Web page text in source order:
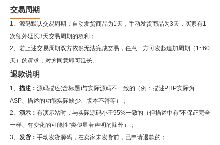
交易周期
1、源码默认交易周期：自动发货商品为1天，手动发货商品为3天，买家有1
次额外延长3天交易周期的权利；
2、若上述交易周期双方依然无法完成交易，任意一方可发起追加周期（1~60
天）的请求，对方同意即可延长。
退款说明
1、 描述： 源码描述(含标题)与实际源码不一致的（例：描述PHP实际为
ASP、描述的功能实际缺少、版本不符等）；
2、 演示： 有演示站时，与实际源码小于95%一致的（但描述中有"不保证完全
一样、有变化的可能性"类似显著声明的除外）；
3、 发货： 手动发货源码，在卖家未发货前，已申请退款的；